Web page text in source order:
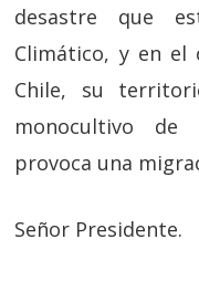
desastre que
Climático, y en el
Chile, su
monocultivo de
provoca una
Señor Presidente.